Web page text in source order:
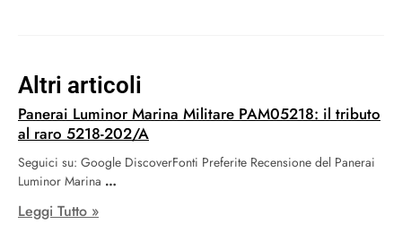
Altri articoli
Panerai Luminor Marina Militare PAM05218: il tributo
al raro 5218-202/A
Seguici su: Google DiscoverFonti Preferite Recensione del Panerai
Luminor Marina
Leggi Tutto »